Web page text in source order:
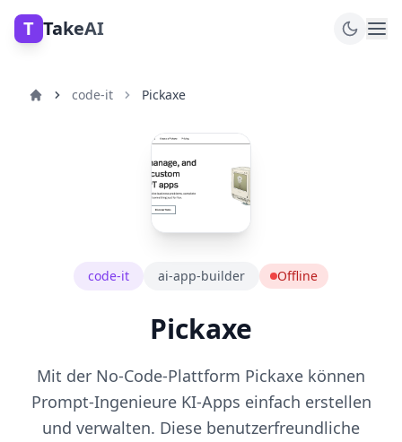
T TakeAI
code-it Pickaxe
code-it ai-app-builder Offline
Pickaxe
Mit der No-Code-Plattform Pickaxe können
Prompt-Ingenieure KI-Apps einfach erstellen
und verwalten. Diese benutzerfreundliche